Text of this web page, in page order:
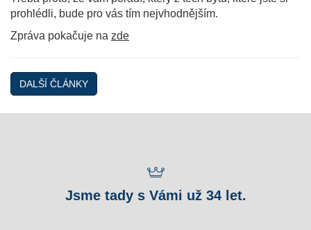
prohlédli, bude pro vás tím nejvhodnějším.
Zpráva pokačuje na zde
DALŠÍ ČLÁNKY
Jsme tady s Vámi už 34 let.